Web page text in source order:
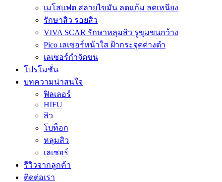
เมโสแฟต สลายไขมัน ลดแก้ม ลดเหนียง
รักษาสิว รอยสิว
VIVA SCAR รักษาหลุมสิว รูขุมขนกว้าง
Pico เลเซอร์หน้าใส ฝ้ากระจุดด่างดำ
เลเซอร์กำจัดขน
โปรโมชั่น
บทความน่าสนใจ
ฟิลเลอร์
HIFU
สิว
โบท็อก
หลุมสิว
เลเซอร์
รีวิวจากลูกค้า
ติดต่อเรา